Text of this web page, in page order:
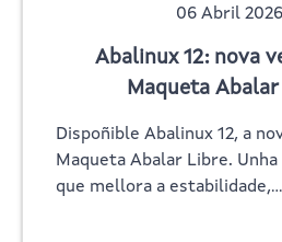
06 Abril 2026
Abalinux 12: nova
Maqueta
Dispoñible Abalinux 12, a
Maqueta Abalar Libre.
que mellora a estabilidade,…